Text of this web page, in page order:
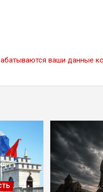
ваши данные